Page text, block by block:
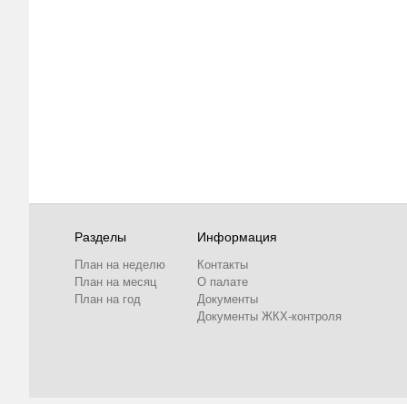
Разделы
План на неделю
План на месяц
План на год
Информация
Контакты
О палате
Документы
Документы ЖКХ-контроля